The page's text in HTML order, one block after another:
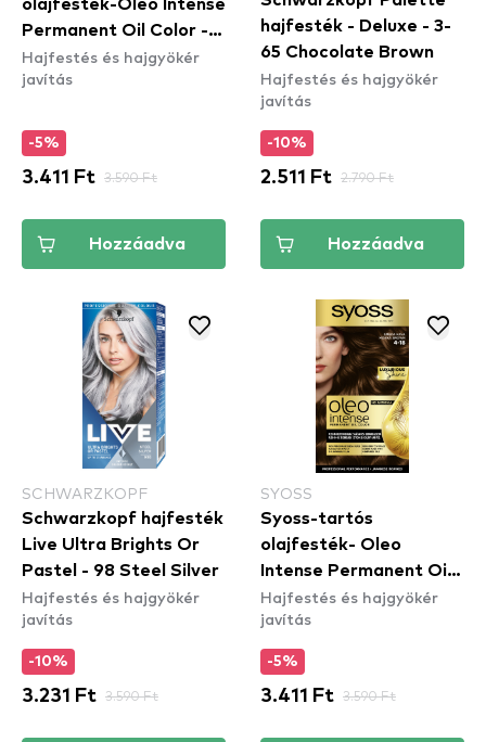
olajfesték-Oleo Intense
Permanent Oil Color -
7-10 Natural Blond
Hajfestés és hajgyökér
javítás
-5%
3.411 Ft 3.590 Ft
Hozzáadva
hajfesték - Deluxe - 3-
65 Chocolate Brown
Hajfestés és hajgyökér
javítás
-10%
2.511 Ft 2.790 Ft
Hozzáadva
SCHWARZKOPF
Schwarzkopf hajfesték
Live Ultra Brights Or
Pastel - 98 Steel Silver
Hajfestés és hajgyökér
javítás
-10%
3.231 Ft 3.590 Ft
SYOSS
Syoss-tartós
olajfesték- Oleo
Intense Permanent Oil
Color - 4-18 Mokka
Brown
Hajfestés és hajgyökér
javítás
-5%
3.411 Ft 3.590 Ft